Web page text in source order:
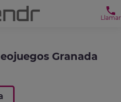
Llamar
Granada